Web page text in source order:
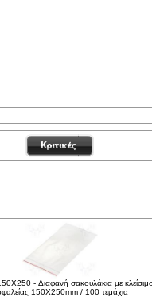
- Διαφανή σακουλάκια με
150X250mm / 100 τεμάχια